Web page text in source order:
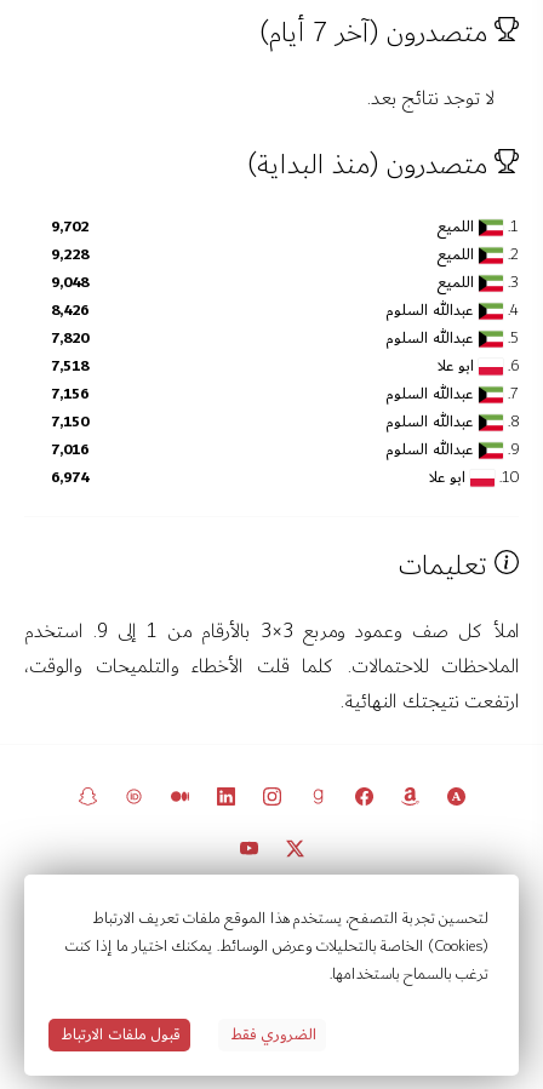
لتحسين تجربة التصفح، يستخدم هذا الموقع ملفات تعريف الارتباط
(Cookies) الخاصة بالتحليلات وعرض الوسائط. يمكنك اختيار ما إذا كنت
ترغب بالسماح باستخدامها.
الضروري فقط قبول ملفات الارتباط
متصدرون (آخر 7 أيام)
لا توجد نتائج بعد.
متصدرون (منذ البداية)
1. اللميع
9,702
2.
اللميع
9,228
3.
اللميع
9,048
4.
عبدالله السلوم
8,426
5.
عبدالله السلوم
7,820
6.
ابو علا
7,518
7.
عبدالله السلوم
7,156
8.
عبدالله السلوم
7,150
9.
عبدالله السلوم
7,016
10.
ابو علا 6,974
تعليمات
املأ كل صف وعمود ومربع 3×3 بالأرقام من 1 إلى 9. استخدم
الملاحظات للاحتمالات. كلما قلت الأخطاء والتلميحات والوقت،
ارتفعت نتيجتك النهائية.
© 2011 – 2026 جميع الحقوق محفوظة.
مرصد السياسات في الكويت
تواصل
سياسة الخصوصية
شروط الاستخدام